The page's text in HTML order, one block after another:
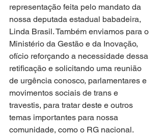
representação feita pelo mandato da
nossa deputada estadual babadeira,
Linda Brasil. Também enviamos para o
Ministério da Gestão e da Inovação,
ofício reforçando a necessidade dessa
retificação e solicitando uma reunião
de urgência conosco, parlamentares e
movimentos sociais de trans e
travestis, para tratar deste e outros
temas importantes para nossa
comunidade, como o RG nacional.